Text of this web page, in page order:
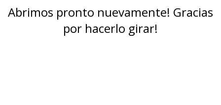
Abrimos pronto nuevamente! Gracias
por hacerlo girar!